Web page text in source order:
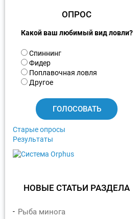
ОПРОС
Какой ваш любимый вид ловли?
В
а
р
и
Спиннинг
Фидер
Поплавочная ловля
Другое
Старые опросы
Результаты
НОВЫЕ СТАТЬИ РАЗДЕЛА
Рыба минога